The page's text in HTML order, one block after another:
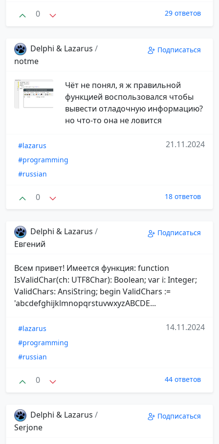
0 29 ответов
Delphi & Lazarus /
notme
Подписаться
Чёт не понял, я ж правильной
функцией воспользовался чтобы
вывести отладочную информацию?
но что-то она не ловится
#lazarus
#programming
#russian
21.11.2024
0 18 ответов
Delphi & Lazarus /
Евгений
Подписаться
Всем привет! Имеется функция: function
IsValidChar(ch: UTF8Char): Boolean; var i: Integer;
ValidChars: AnsiString; begin ValidChars :=
'abcdefghijklmnopqrstuvwxyzABCDE...
#lazarus
#programming
#russian
14.11.2024
0 44 ответов
Delphi & Lazarus /
Serjone
Подписаться